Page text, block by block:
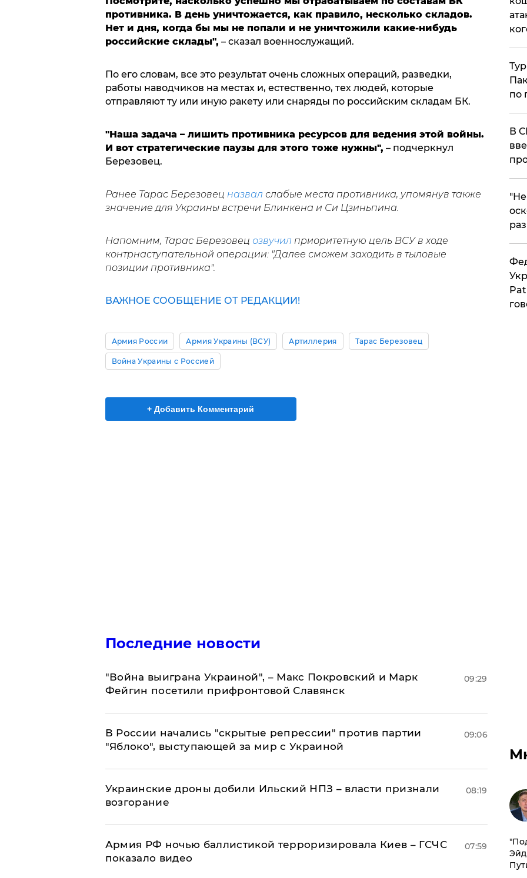
противника. В день уничтожается, как правило, несколько складов.
Нет и дня, когда бы мы не попали и не уничтожили какие-нибудь
российские склады", – сказал военнослужащий.
По его словам, все это результат очень сложных операций, разведки,
работы наводчиков на местах и, естественно, тех людей, которые
отправляют ту или иную ракету или снаряды по российским складам БК.
"Наша задача – лишить противника ресурсов для ведения этой войны.
И вот стратегические паузы для этого тоже нужны", – подчеркнул
Березовец.
Ранее Тарас Березовец назвал слабые места противника, упомянув также
значение для Украины встречи Блинкена и Си Цзиньпина.
Напомним, Тарас Березовец озвучил приоритетную цель ВСУ в ходе
контрнаступательной операции: "Далее сможем заходить в тыловые
позиции противника".
ВАЖНОЕ СООБЩЕНИЕ ОТ РЕДАКЦИИ!
Армия России Армия Украины (ВСУ) Артиллерия Тарас Березовец
Война Украины с Россией
+ Добавить Комментарий
Последние новости
"Война выиграна Украиной", – Макс Покровский и Марк
Фейгин посетили прифронтовой Славянск
09:29
В России начались "скрытые репрессии" против партии
"Яблоко", выступающей за мир с Украиной
09:06
Украинские дроны добили Ильский НПЗ – власти признали
возгорание
08:19
Армия РФ ночью баллистикой терроризировала Киев – ГСЧС
показало видео
07:59
по
В